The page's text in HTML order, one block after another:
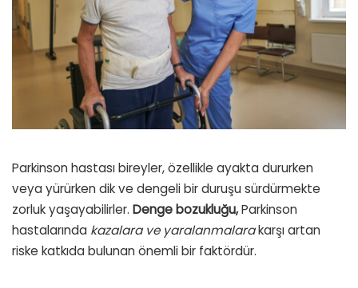
Parkinson hastası bireyler, özellikle ayakta dururken
veya yürürken dik ve dengeli bir duruşu sürdürmekte
zorluk yaşayabilirler. Denge bozukluğu,Parkinson
hastalarında kazalara ve yaralanmalarakarşı artan
riske katkıda bulunan önemli bir faktördür.